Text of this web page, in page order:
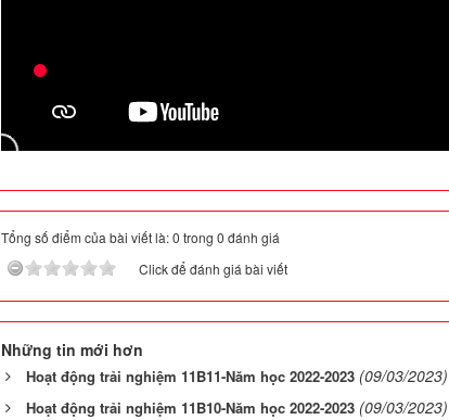
Tổng số điểm của bài viết là: 0 trong 0 đánh giá
Click để đánh giá bài viết
Những tin mới hơn
Hoạt động trải nghiệm 11B11-Năm học 2022-2023 (09/03/2023)
Hoạt động trải nghiệm 11B10-Năm học 2022-2023 (09/03/2023)